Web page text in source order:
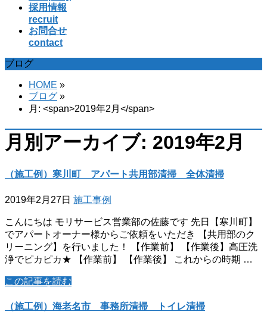
採用情報
recruit
お問合せ
contact
ブログ
HOME »
ブログ »
月: <span>2019年2月</span>
月別アーカイブ: 2019年2月
（施工例）寒川町 アパート共用部清掃 全体清掃
2019年2月27日 施工事例
こんにちは モリサービス営業部の佐藤です 先日【寒川町】
でアパートオーナー様からご依頼をいただき 【共用部のク
リーニング】を行いました！ 【作業前】 【作業後】高圧洗
浄でピカピカ★ 【作業前】 【作業後】 これからの時期 …
この記事を読む
（施工例）海老名市 事務所清掃 トイレ清掃